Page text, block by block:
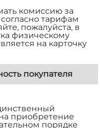
комиссию за
тарифам
пожалуйста, в
физическому
на карточку
покупателя
приобретение
порядке